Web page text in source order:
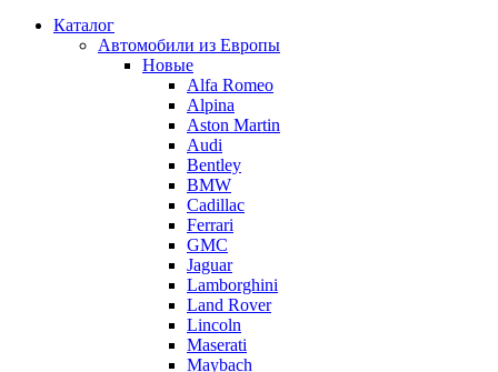
Каталог
Автомобили из Европы
Новые
Alfa Romeo
Alpina
Aston Martin
Audi
Bentley
BMW
Cadillac
Ferrari
GMC
Jaguar
Lamborghini
Land Rover
Lincoln
Maserati
Maybach